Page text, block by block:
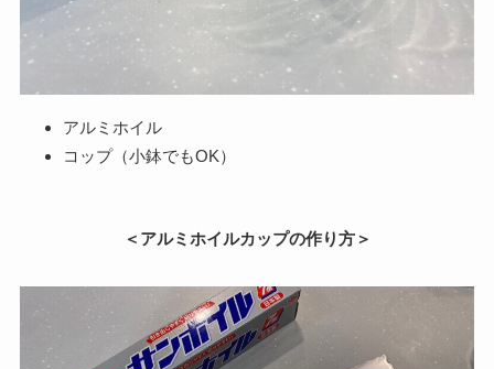
アルミホイル
コップ（小鉢でもOK）
＜アルミホイルカップの作り方＞